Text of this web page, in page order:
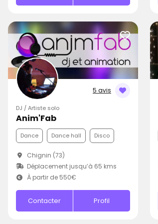
5 avis
DJ / Artiste solo
Anim'Fab
Dance Dance hall Disco
Chignin (73)
Déplacement jusqu’à 65 kms
À partir de 550€
Contacter Profil